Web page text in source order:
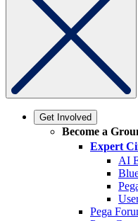
Get Involved
Become a
Expert
AI
Pega